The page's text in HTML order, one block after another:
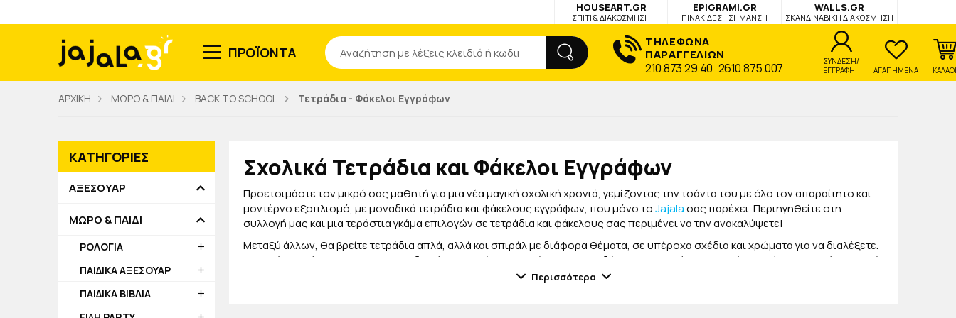
HOUSEART.GR
ΣΠΙΤΙ & ΔΙΑΚΟΣΜΗΣΗ
EPIGRAMI.GR
ΠΙΝΑΚΙΔΕΣ - ΣΗΜΑΝΣΗ
WALLS.GR
ΣΚΑΝΔΙΝΑΒΙΚΗ ΔΙΑΚΟΣΜΗΣΗ
ΠΡΟΪΟΝΤΑ
Αναζήτηση
ΤΗΛΕΦΩΝΑ
ΠΑΡΑΓΓΕΛΙΩΝ
210.873.29.40 -2610.875.007
ΣΥΝΔΕΣΗ/
ΕΓΓΡΑΦΗ
ΑΓΑΠΗΜΕΝΑ
ΑΡΧΙΚΗ ΜΩΡΟ & ΠΑΙΔΙ BACK TO SCHOOL Τετράδια - Φάκελοι Εγγράφων
Σχολικά Τετράδια και Φάκελοι Εγγράφων
Προετοιμάστε τον μικρό σας μαθητή για μια νέα μαγική σχολική χρονιά, γεμίζοντας την τσάντα του με όλο τον απαραίτητο και
μοντέρνο εξοπλισμό, με μοναδικά τετράδια και φάκελους εγγράφων, που μόνο τοJajalaσας παρέχει. Περιηγηθείτε στη
συλλογή μας και μια τεράστια γκάμα επιλογών σε τετράδια και φάκελους σας περιμένει να την ανακαλύψετε!
Μεταξύ άλλων, θα βρείτε τετράδια απλά, αλλά και σπιράλ με διάφορα θέματα, σε υπέροχα σχέδια και χρώματα για να διαλέξετε.
Θα βρείτε μεγέθη Α4 και Β5, για να διαλέξετε αυτά που χρειάζεται το παιδάκι σας. Επιπλέον, θα βρείτε φακέλους με θήκες, αλλά
και διαφάνειες, σε υπέροχα σχέδια και χρώματα, που θα φιλοξενούν εύκολα και άνετα τα έγγραφα και τις σημειώσεις από τα
Περισσότερα
ΚΑΤΗΓΟΡΙΕΣ
ΑΞΕΣΟΥΑΡ
ΜΩΡΟ & ΠΑΙΔΙ
ΡΟΛΟΓΙΑ
ΠΑΙΔΙΚΑ ΑΞΕΣΟΥΑΡ
ΠΑΙΔΙΚΑ ΒΙΒΛΙΑ